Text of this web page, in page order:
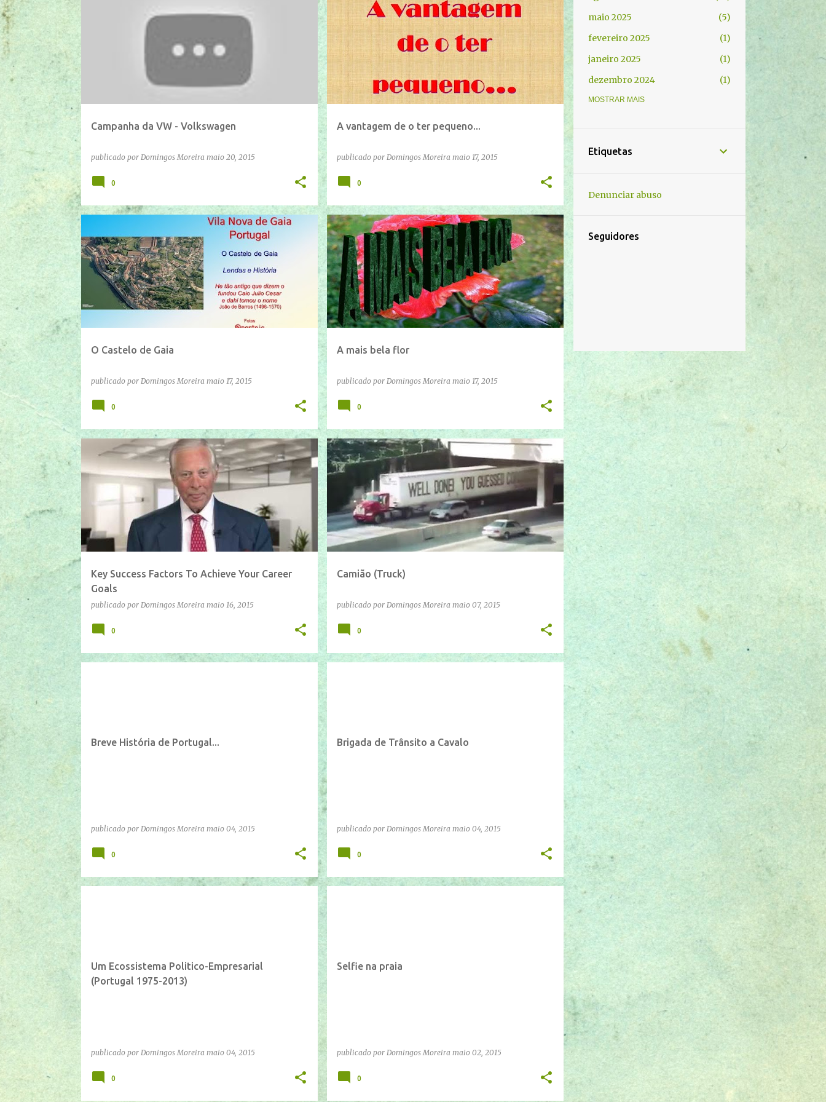
Campanha da VW - Volkswagen
publicado por Domingos Moreira maio 20, 2015
0
A vantagem de o ter pequeno...
publicado por Domingos Moreira maio 17, 2015
IFTTT YOUTUBE
0
O Castelo de Gaia
publicado por Domingos Moreira maio 17, 2015
IFTTT YOUTUBE
0
A mais bela flor
publicado por Domingos Moreira maio 17, 2015
IFTTT YOUTUBE
0
Key Success Factors To Achieve Your Career
Goals
publicado por Domingos Moreira maio 16, 2015
YOUTUBE
0
Camião (Truck)
publicado por Domingos Moreira maio 07, 2015
IFTTT YOUTUBE
0
Breve História de Portugal...
publicado por Domingos Moreira maio 04, 2015
0
Brigada de Trânsito a Cavalo
publicado por Domingos Moreira maio 04, 2015
0
Um Ecossistema Politico-Empresarial
(Portugal 1975-2013)
publicado por Domingos Moreira maio 04, 2015
0
Selfie na praia
publicado por Domingos Moreira maio 02, 2015
0
maio 2025
5
fevereiro 2025
1
janeiro 2025
1
dezembro 2024
1
novembro 2024
dezembro 2021
1
fevereiro 2019
outubro 2018
agosto 2018
3
julho 2018
maio 2018
abril 2018
11
janeiro 2018
setembro 2017
3
agosto 2017
2
julho 2017
1
junho 2017
maio 2017
2
março 2017
fevereiro 2017
1
janeiro 2017
dezembro 2016
novembro 2016
9
outubro 2016
setembro 2016
julho 2016
1
junho 2016
4
maio 2016
8
abril 2016
34
março 2016
fevereiro 2016
1
janeiro 2016
4
dezembro 2015
novembro 2015
3
outubro 2015
3
setembro 2015
agosto 2015
5
julho 2015
29
junho 2015
maio 2015
12
abril 2015
MOSTRAR MAIS
Etiquetas
Denunciar abuso
Seguidores